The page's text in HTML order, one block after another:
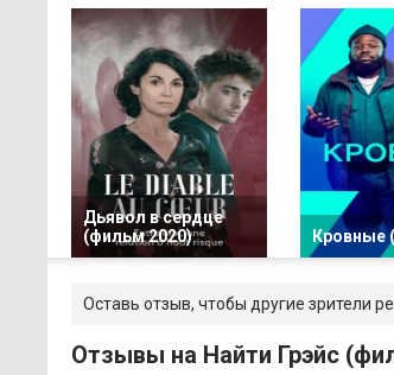
Дьявол в сердце
(фильм 2020)
Кровные
Оставь отзыв, чтобы другие зрители
Отзывы на Найти Грэйс